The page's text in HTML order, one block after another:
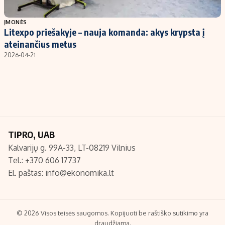
Populiarios temos
Investavimas
Akcijų rinka
Titulinis
Nedarbo išmokos skaičiuoklė
Redakcija
Turinio žymėjimo taisyklės
ĮMONĖS
Litexpo priešakyje – nauja komanda: akys krypsta į
ateinančius metus
2026-04-21
TIPRO, UAB
Kalvarijų g. 99A-33, LT-08219 Vilnius
Tel.: +370 606 17737
El. paštas: info@ekonomika.lt
© 2026 Visos teisės saugomos. Kopijuoti be raštiško sutikimo yra
draudžiama.